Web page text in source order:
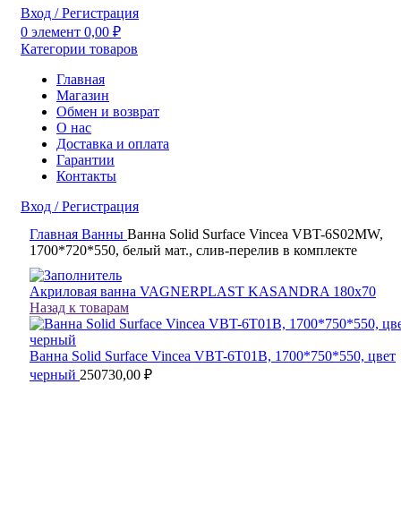
Вход / Регистрация
0 элемент 0,00 ₽
Категории товаров
Главная
Магазин
Обмен и возврат
О нас
Доставка и оплата
Гарантии
Контакты
Вход / Регистрация
Главная Ванны Ванна Solid Surface Vincea VBT-6S02MW,
1700*720*550, белый мат., слив-перелив в комплекте
Акриловая ванна VAGNERPLAST KASANDRA 180x70
Назад к товарам
Ванна Solid Surface Vincea VBT-6T01B, 1700*750*550, цвет
черный 250730,00 ₽